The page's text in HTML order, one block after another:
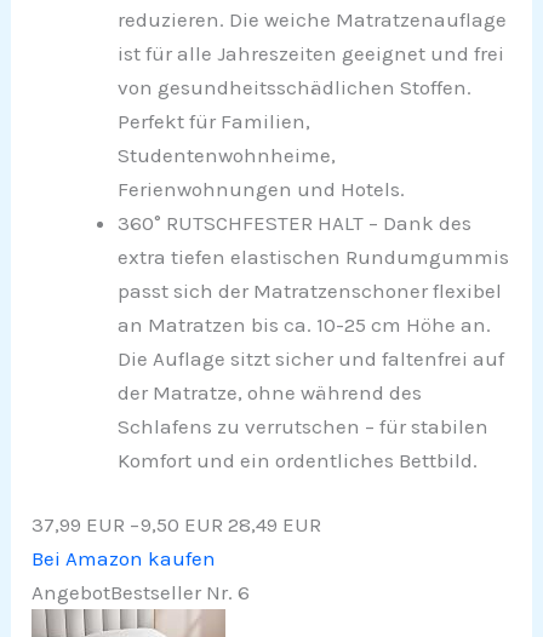
reduzieren. Die weiche Matratzenauflage
ist für alle Jahreszeiten geeignet und frei
von gesundheitsschädlichen Stoffen.
Perfekt für Familien,
Studentenwohnheime,
Ferienwohnungen und Hotels.
360° RUTSCHFESTER HALT – Dank des
extra tiefen elastischen Rundumgummis
passt sich der Matratzenschoner flexibel
an Matratzen bis ca. 10-25 cm Höhe an.
Die Auflage sitzt sicher und faltenfrei auf
der Matratze, ohne während des
Schlafens zu verrutschen – für stabilen
Komfort und ein ordentliches Bettbild.
37,99 EUR −9,50 EUR 28,49 EUR
Bei Amazon kaufen
AngebotBestseller Nr. 6